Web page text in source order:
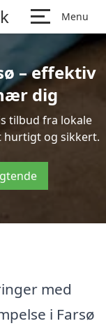
Menu
– effektiv
dig
tilbud fra lokale
og sikkert.
med
i Farsø